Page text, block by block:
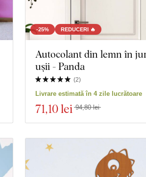
-25% REDUCERI 🔥
Autocolant din lemn în
ușii - Panda
(2)
Livrare estimată în 4 zile lucrătoare
71,10 lei 94,80 lei